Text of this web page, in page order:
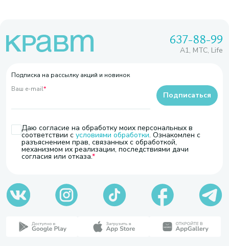
637-88-99
A1, МТС, Life
Подписка на рассылку акций и новинок
Ваш e-mail*
Даю согласие на обработку моих персональных в
соответствии с условиями обработки. Ознакомлен с
разъяснением прав, связанных с обработкой,
механизмом их реализации, последствиями дачи
согласия или отказа.
Подписаться